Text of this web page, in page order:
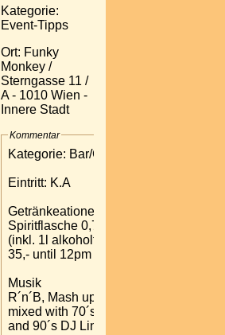
Kategorie:
Event-Tipps
Ort: Funky
Monkey /
Sterngasse 11 /
A - 1010 Wien -
Innere Stadt
Kommentar
Kategorie: Bar/Club
Eintritt: K.A
Getränkeationen:
Spiritflasche 0,7l
(inkl. 1l alkoholfrei) ¤
35,- until 12pm
Musik
R´n´B, Mash up Hits
mixed with 70´s, 80´s
and 90´s DJ Line - up